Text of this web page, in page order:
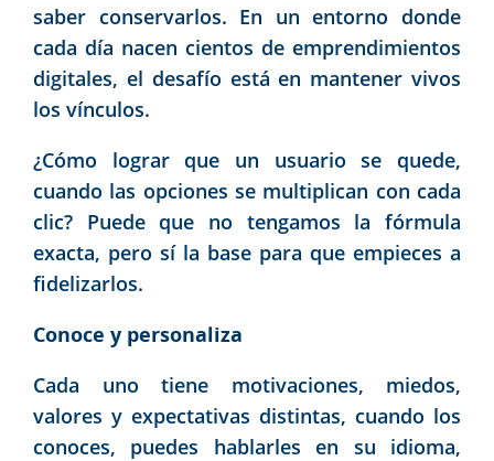
saber conservarlos. En un entorno donde
cada día nacen cientos de emprendimientos
digitales, el desafío está en mantener vivos
los vínculos.
¿Cómo lograr que un usuario se quede,
cuando las opciones se multiplican con cada
clic? Puede que no tengamos la fórmula
exacta, pero sí la base para que empieces a
fidelizarlos.
Conoce y personaliza
Cada uno tiene motivaciones, miedos,
valores y expectativas distintas, cuando los
conoces, puedes hablarles en su idioma,